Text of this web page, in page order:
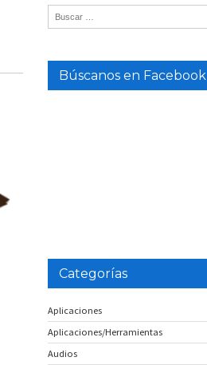
Búscanos en Facebook
Categorías
Aplicaciones
Aplicaciones/Herramientas
Audios